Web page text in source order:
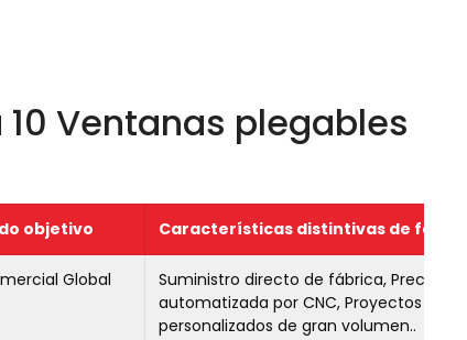
Ventanas plegables
objetivo Características distintivas de fábrica
Global
Suministro directo de fábrica, Precisión
automatizada por CNC, Proyectos B2B
personalizados de gran volumen..